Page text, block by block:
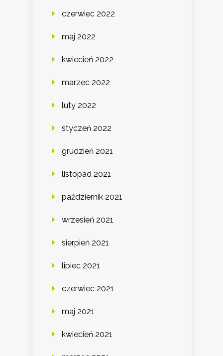
czerwiec 2022
maj 2022
kwiecień 2022
marzec 2022
luty 2022
styczeń 2022
grudzień 2021
listopad 2021
październik 2021
wrzesień 2021
sierpień 2021
lipiec 2021
czerwiec 2021
maj 2021
kwiecień 2021